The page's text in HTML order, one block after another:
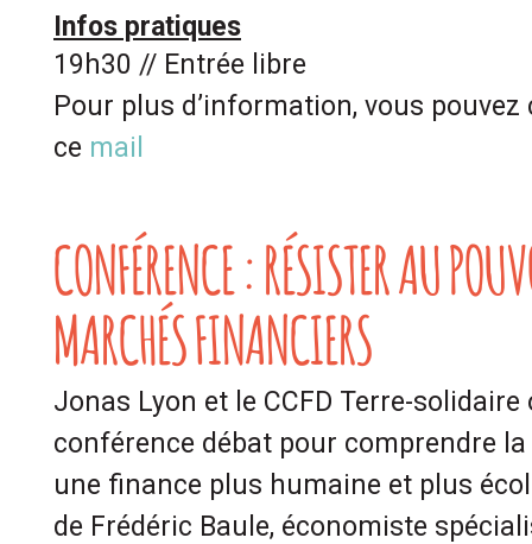
Infos pratiques
19h30 // Entrée libre
Pour plus d’information, vous pouvez
ce mail
CONFÉRENCE : RÉSISTER AU
MARCHÉS FINANCIERS
Jonas Lyon et le CCFD Terre-
conférence débat pour comprendre
une finance plus humaine et plus
de Frédéric Baule, économiste